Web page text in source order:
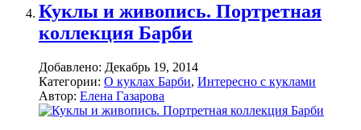
Куклы и живопись. Портретная
коллекция Барби
Добавлено: Декабрь 19, 2014
Категории: О куклах Барби, Интересно с куклами
Автор: Елена Газарова